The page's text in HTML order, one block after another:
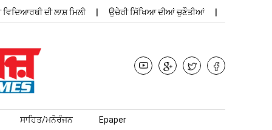
ਦੀ ਲਾਸ਼ ਮਿਲੀ ਉਚੇਰੀ ਸਿੱਖਿਆ ਦੀਆਂ ਚੁਣੌਤੀਆਂ
ਸਾਹਿਤ/ਮਨੋਰੰਜਨ Epaper